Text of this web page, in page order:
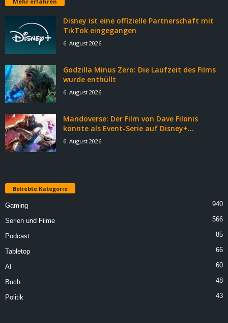
Disney ist eine offizielle Partnerschaft mit
TikTok eingegangen
6. August 2026
Godzilla Minus Zero: Die Laufzeit des Films
wurde enthüllt
6. August 2026
Mandoverse: Der Film von Dave Filonis
könnte als Event-Serie auf Disney+...
6. August 2026
Beliebte Kategorie
Gaming 940
Serien und Filme 566
Podcast 85
Tabletop 66
AI 60
Buch 48
Politik 43